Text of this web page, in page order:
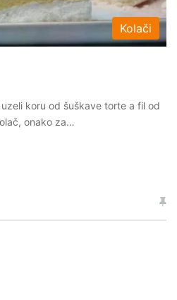
Kolači
koru od šuškave torte a fil od
onako za…